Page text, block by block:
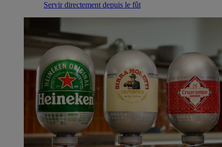
Servir directement depuis le fût